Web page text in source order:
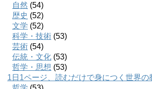
自然 (54)
歴史 (52)
文学 (52)
科学・技術 (53)
芸術 (54)
伝統・文化 (53)
哲学・思想 (53)
1日1ページ、読むだけで身につく世界の